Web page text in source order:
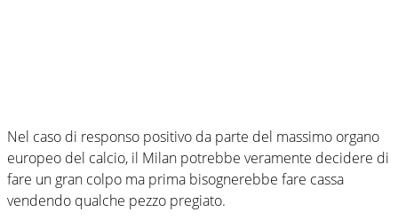
Nel caso di responso positivo da parte del massimo organo
europeo del calcio, il Milan potrebbe veramente decidere di
fare un gran colpo ma prima bisognerebbe fare cassa
vendendo qualche pezzo pregiato.